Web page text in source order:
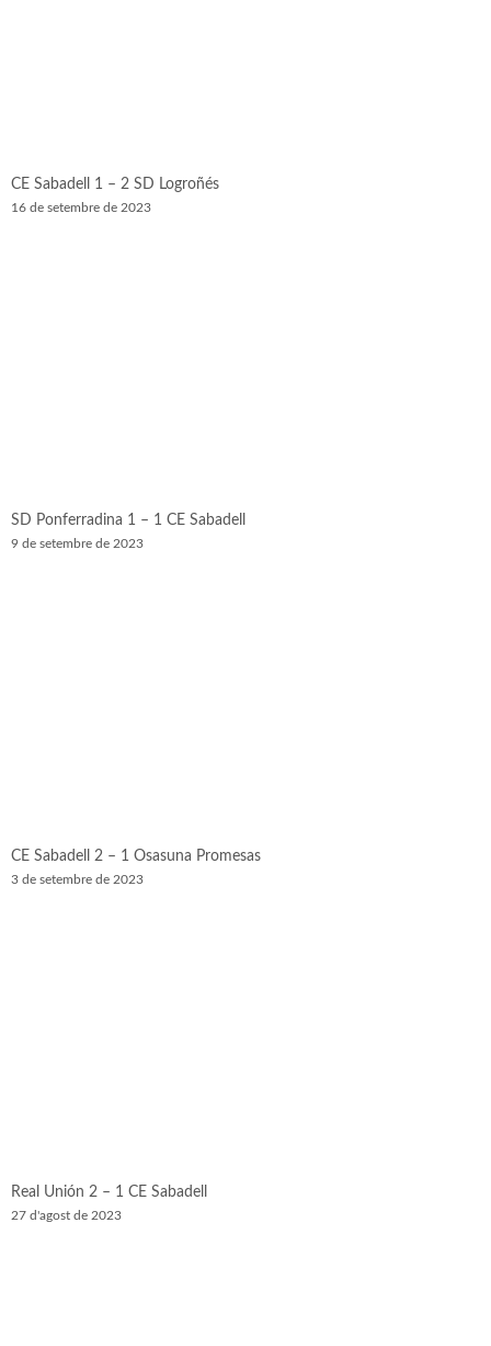
CE Sabadell 1 – 2 SD Logroñés
16 de setembre de 2023
SD Ponferradina 1 – 1 CE Sabadell
9 de setembre de 2023
CE Sabadell 2 – 1 Osasuna Promesas
3 de setembre de 2023
Real Unión 2 – 1 CE Sabadell
27 d'agost de 2023